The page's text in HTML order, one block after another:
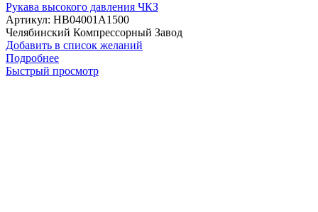
Рукава высокого давления ЧКЗ
Артикул: HB04001A1500
Челябинский Компрессорный Завод
Добавить в список желаний
Подробнее
Быстрый просмотр